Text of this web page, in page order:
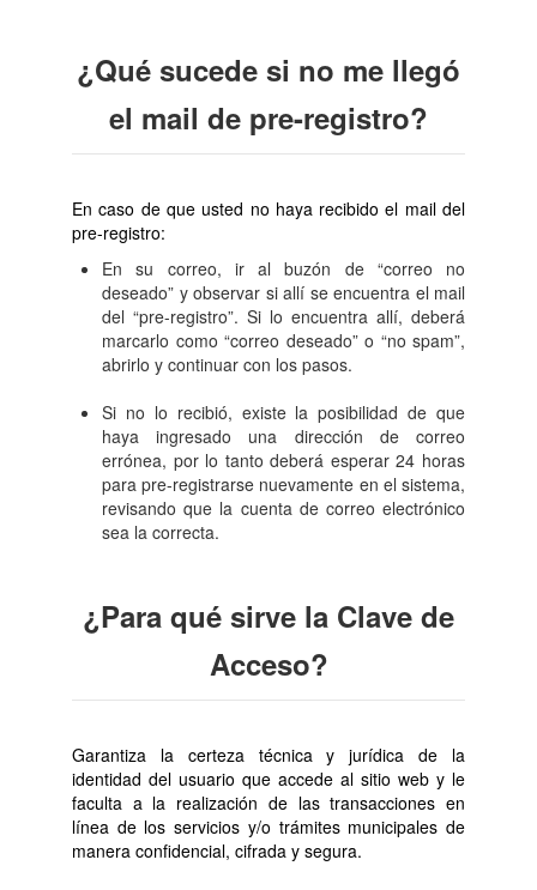
¿Qué sucede si no me llegó
el mail de pre-registro?
En caso de que usted no haya recibido el mail del
pre-registro:
En su correo, ir al buzón de “correo no
deseado” y observar si allí se encuentra el mail
del “pre-registro”. Si lo encuentra allí, deberá
marcarlo como “correo deseado” o “no spam”,
abrirlo y continuar con los pasos.
Si no lo recibió, existe la posibilidad de que
haya ingresado una dirección de correo
errónea, por lo tanto deberá esperar 24 horas
para pre-registrarse nuevamente en el sistema,
revisando que la cuenta de correo electrónico
sea la correcta.
¿Para qué sirve la Clave de
Acceso?
Garantiza la certeza técnica y jurídica de la
identidad del usuario que accede al sitio web y le
faculta a la realización de las transacciones en
línea de los servicios y/o trámites municipales de
manera confidencial, cifrada y segura.